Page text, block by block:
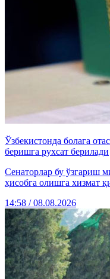
Ўзбекистонда болага
беришга рухсат берилади
Сенаторлар бу ўзгариш
ҳисобга олишга хизмат
14:58 / 08.08.2026